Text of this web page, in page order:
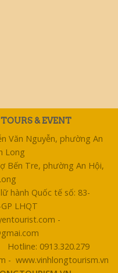
& EVENT
Văn Nguyễn, phường An
Long
Bến Tre, phường An Hội,
hành Quốc tế số: 83-
LHQT
-
0913.320.279
- www.vinhlongtourism.vn